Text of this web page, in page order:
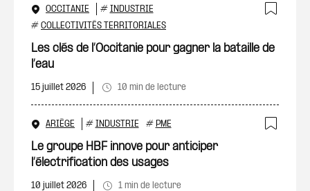
OCCITANIE # INDUSTRIE
# COLLECTIVITÉS TERRITORIALES
Les clés de l’Occitanie pour gagner la bataille de
l’eau
15 juillet 2026 10 min de lecture
ARIÈGE # INDUSTRIE # PME
Le groupe HBF innove pour anticiper
l’électrification des usages
10 juillet 2026 1 min de lecture